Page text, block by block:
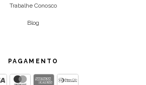
Trabalhe Conosco
Blog
PAGAMENTO